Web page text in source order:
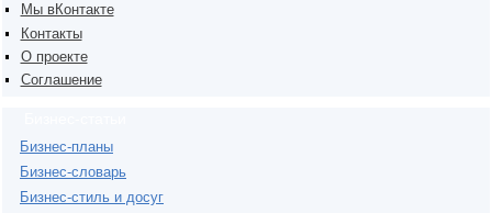
Мы вКонтакте
Контакты
О проекте
Соглашение
Бизнес-планы
Бизнес-словарь
Бизнес-стиль и досуг